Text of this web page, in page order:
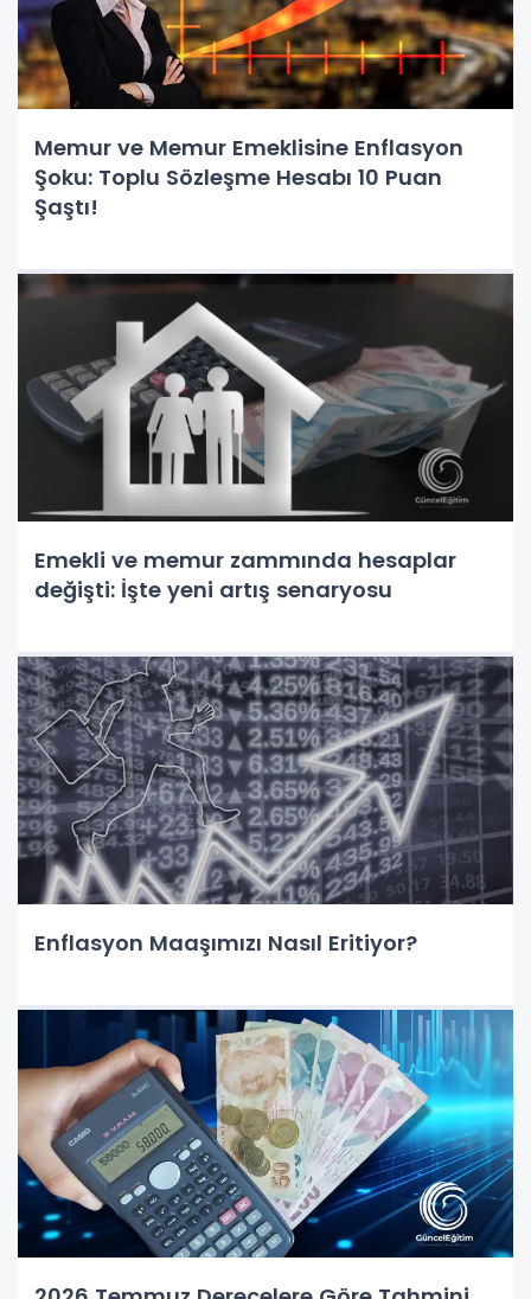
Memur ve Memur Emeklisine Enflasyon
Şoku: Toplu Sözleşme Hesabı 10 Puan
Şaştı!
Emekli ve memur zammında hesaplar
değişti: İşte yeni artış senaryosu
Enflasyon Maaşımızı Nasıl Eritiyor?